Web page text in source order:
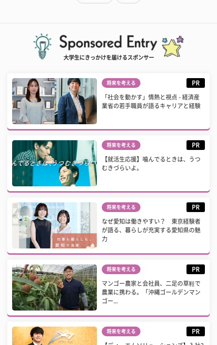
大学生にきっかけを届けるスポンサー
将来を考える PR
「社会を動かす」情熱と視点 - 経済産
業省の若手職員が語るキャリアと経験
将来を考える PR
【就活生応援】噛んでるときは、うつ
むきづらいよ。
将来を考える PR
なぜ愛知は働きやすい？ 東京経験者
が語る、暮らしが充実する愛知県の魅
力
将来を考える PR
マンゴー農家と会社員、二足の草鞋で
農業に携わる。「沖縄ゴールデンマン
ゴー...
将来を考える PR